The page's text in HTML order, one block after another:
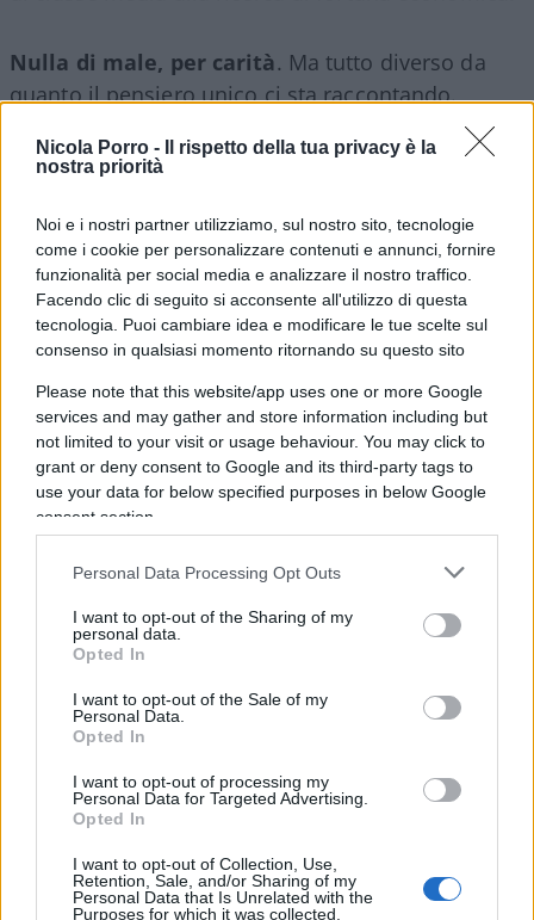
Nicola Porro -
Il rispetto della tua privacy è la
nostra priorità
Noi e i nostri partner utilizziamo, sul nostro sito, tecnologie
come i cookie per personalizzare contenuti e annunci, fornire
funzionalità per social media e analizzare il nostro traffico.
Facendo clic di seguito si acconsente all'utilizzo di questa
tecnologia. Puoi cambiare idea e modificare le tue scelte sul
consenso in qualsiasi momento ritornando su questo sito
Please note that this website/app uses one or more Google
services and may gather and store information including but
not limited to your visit or usage behaviour. You may click to
grant or deny consent to Google and its third-party tags to
use your data for below specified purposes in below Google
consent section.
Personal Data Processing Opt Outs
I want to opt-out of the Sharing of my
personal data.
Opted In
I want to opt-out of the Sale of my
Personal Data.
Opted In
I want to opt-out of processing my
Personal Data for Targeted Advertising.
Opted In
I want to opt-out of Collection, Use,
Retention, Sale, and/or Sharing of my
Personal Data that Is Unrelated with the
Purposes for which it was collected.
Nulla di male, per carità. Ma tutto diverso da
quanto il pensiero unico ci sta raccontando.
diventato un fenomeno prettamente italiano
«Nel2015sono entrate illegalmente in Europa, via
mare e via terra, 1.012.275 persone. Nel2016
totale gli arrivi sono stati 503.700, 363.348 dei
quali via mare, con un calo di oltre il 50% rispetto
al 2015.
Invece gli emigranti irregolariapprodati in Italia
nel 2016 sono stati 181.045, quasi il 18% in più
rispetto al 2015 quando sulle coste italiane ne
erano sbarcati 153.842».
La Bono spiega nel dettaglio come gli altri Paesi
europei abbiano reso sempre più difficile
l’ingresso di irregolari.
sebbene a malincuore, si rassegnano a restare in
Italia. D’altra parte quasi tutti sanno di non
possedere i requisiti necessari per ottenere lo
status di rifugiato».